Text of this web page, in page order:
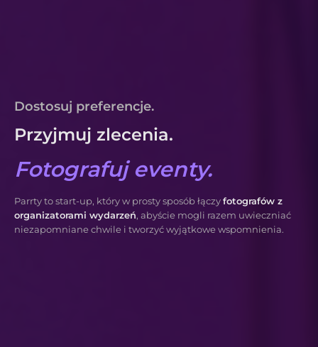
Dostosuj preferencje.
Przyjmuj zlecenia.
Fotografuj eventy.
Parrty to start-up, który w prosty sposób łączyfotografów z
organizatorami wydarzeń, abyście mogli razem uwieczniać
niezapomniane chwile i tworzyć wyjątkowe wspomnienia.